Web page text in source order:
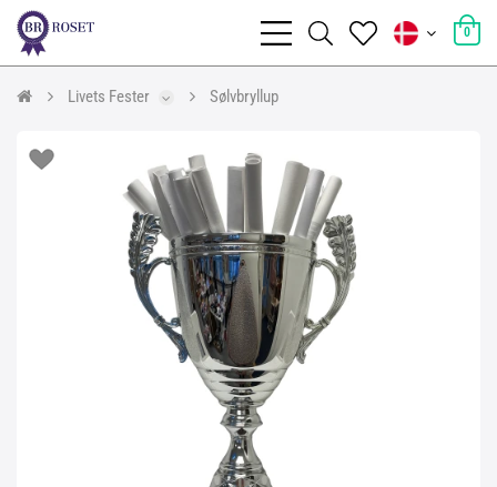
0
Livets Fester Sølvbryllup